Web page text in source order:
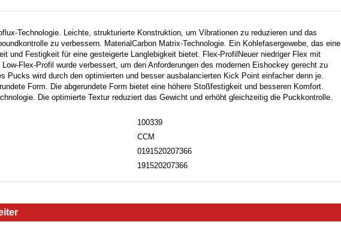
Technologie. Leichte, strukturierte Konstruktion, um Vibrationen zu reduzieren und das
zu verbessern. MaterialCarbon Matrix-Technologie. Ein Kohlefasergewebe, das eine
und Festigkeit für eine gesteigerte Langlebigkeit bietet. Flex-ProfilNeuer niedriger Flex mit
Flex-Profil wurde verbessert, um den Anforderungen des modernen Eishockey gerecht zu
Pucks wird durch den optimierten und besser ausbalancierten Kick Point einfacher denn je.
Form. Die abgerundete Form bietet eine höhere Stoßfestigkeit und besseren Komfort.
Die optimierte Textur reduziert das Gewicht und erhöht gleichzeitig die Puckkontrolle.
100339
CCM
0191520207366
191520207366